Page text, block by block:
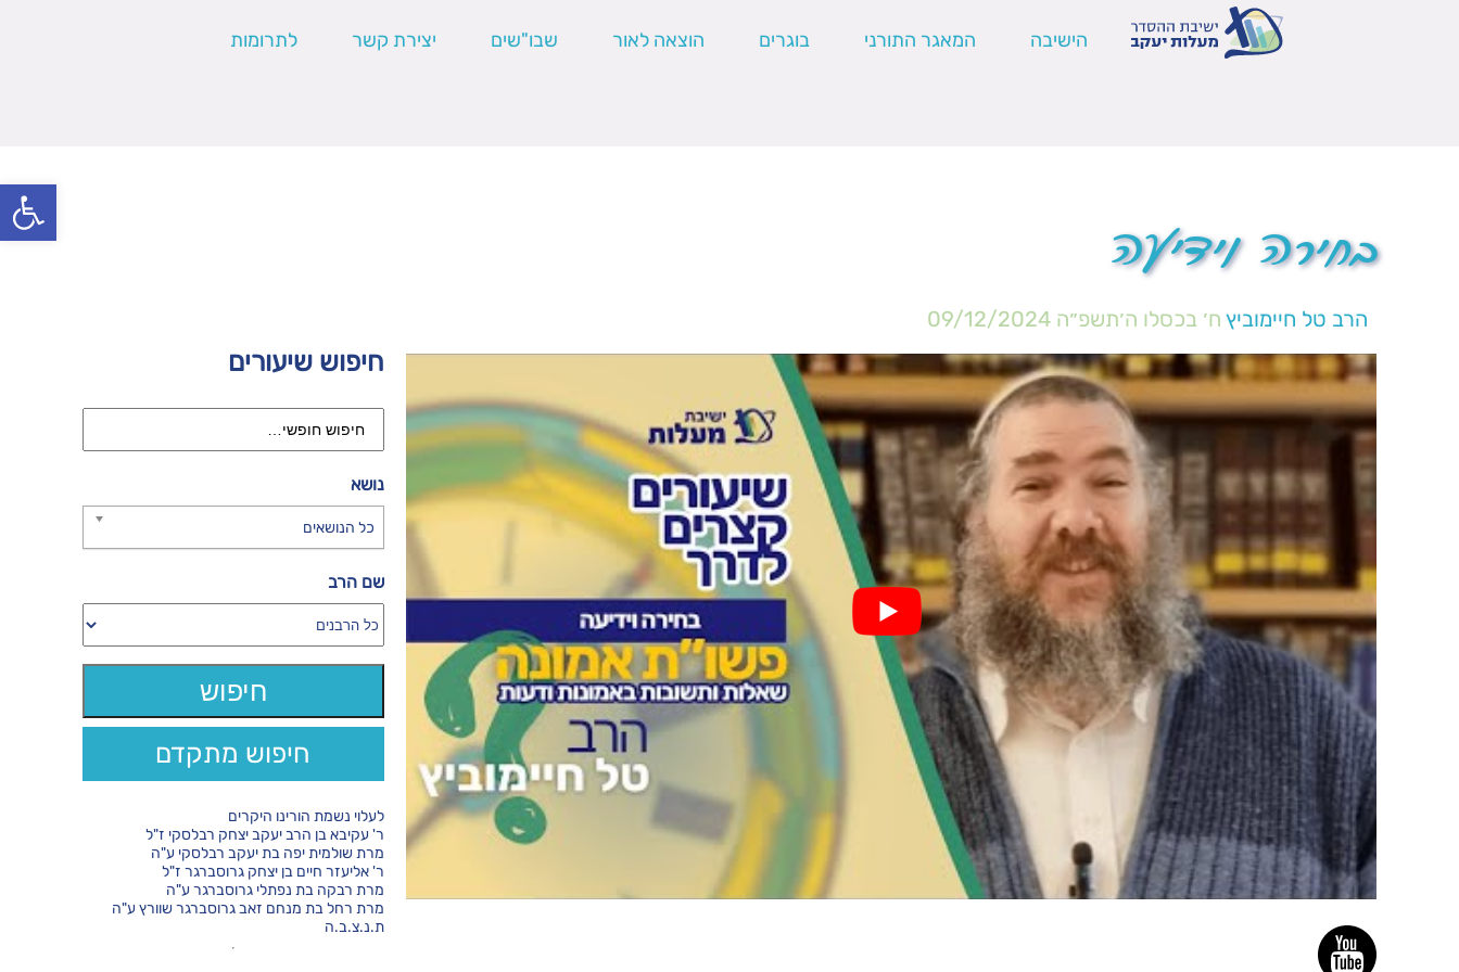
פתח
הישיבה המאגר התורני בוגרים הוצאה לאור שבו"שים יצירת קשר לתרומות
בחירה וידיעה
הרב טל חיימוביץ ח׳ בכסלו ה׳תשפ״ה 09/12/2024
חיפוש שיעורים
נושא
כל הנושאים
שם הרב
חיפוש מתקדם
לעלוי נשמת הורינו היקרים
ר' עקיבא בן הרב יעקב יצחק רבלסקי ז"ל
מרת שולמית יפה בת יעקב רבלסקי ע"ה
ר' אליעזר חיים בן יצחק גרוסברגר ז"ל
מרת רבקה בת נפתלי גרוסברגר ע"ה
מרת רחל בת מנחם זאב גרוסברגר שוורץ ע"ה
ת.נ.צ.ב.ה